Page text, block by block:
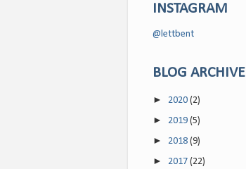
INSTAGRAM
@lettbent
BLOG ARCHIVE
► 2020 (2)
► 2019 (5)
► 2018 (9)
► 2017 (22)